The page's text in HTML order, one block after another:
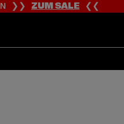
❯❯ZUM SALE❮❮